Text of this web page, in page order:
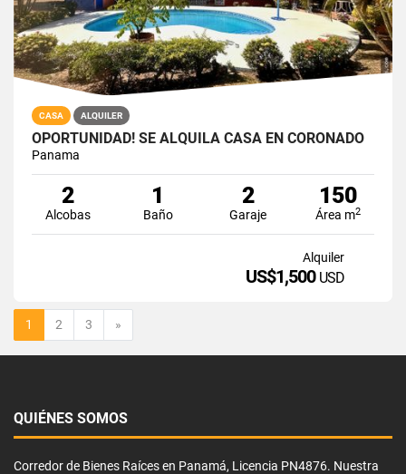
CASA ALQUILER
OPORTUNIDAD! SE ALQUILA CASA EN CORONADO
Panama
2
Alcobas
1
Baño
2
Garaje
150
Área m2
Alquiler
US$1,500 USD
1 2 3 »
QUIÉNES SOMOS
Corredor de Bienes Raíces en Panamá, Licencia PN4876. Nuestra